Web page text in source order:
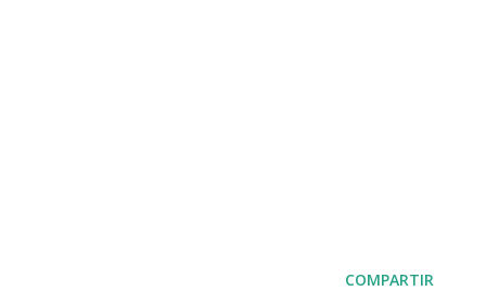
COMPARTIR